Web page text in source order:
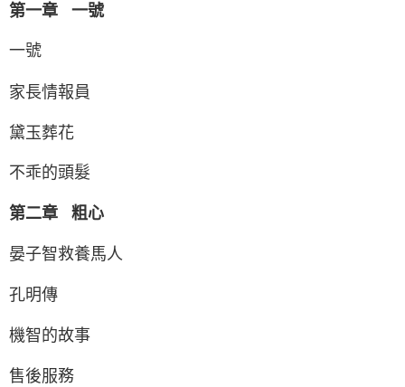
第一章 一號
一號
家長情報員
黛玉葬花
不乖的頭髮
第二章 粗心
晏子智救養馬人
孔明傳
機智的故事
售後服務